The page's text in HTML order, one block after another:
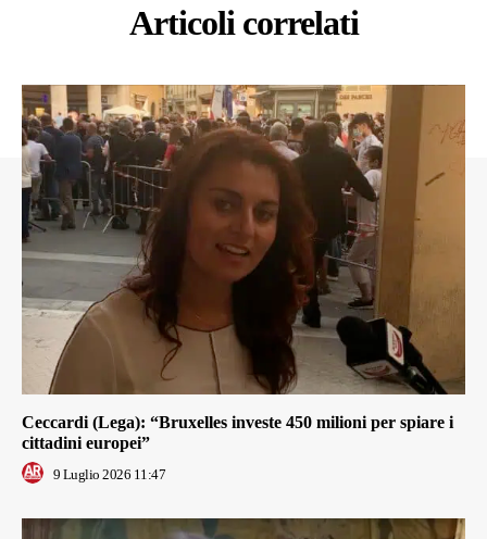
Articoli correlati
Ceccardi (Lega): “Bruxelles investe 450 milioni per spiare i
cittadini europei”
9 Luglio 2026 11:47